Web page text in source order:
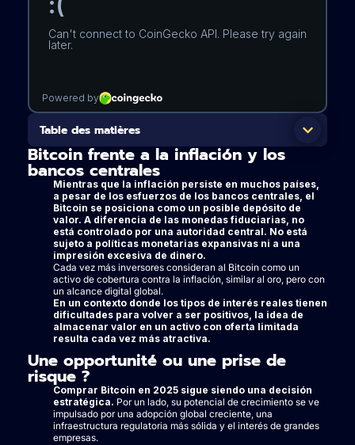
Table des matières
Bitcoin frente a la inflación y los
bancos centrales
Mientras que la inflación persiste en muchos países,
a pesar de los esfuerzos de los bancos centrales, el
Bitcoin se posiciona como un posible depósito de
valor. A diferencia de las monedas fiduciarias, no
está controlado por una autoridad central. No está
sujeto a políticas monetarias expansivas ni a una
impresión excesiva de dinero.
Cada vez más inversores consideran al Bitcoin como un
activo de cobertura contra la inflación, similar al oro, pero con
un alcance digital global.
En un contexto donde los tipos de interés reales tienen
dificultades para volver a ser positivos, la idea de
almacenar valor en un activo con oferta limitada
resulta cada vez más atractiva.
Une opportunité ou une prise de
risque ?
Comprar Bitcoin en 2025 sigue siendo una decisión
estratégica. Por un lado, su potencial de crecimiento se ve
impulsado por una adopción global creciente, una
infraestructura regulatoria más sólida y el interés de grandes
empresas.